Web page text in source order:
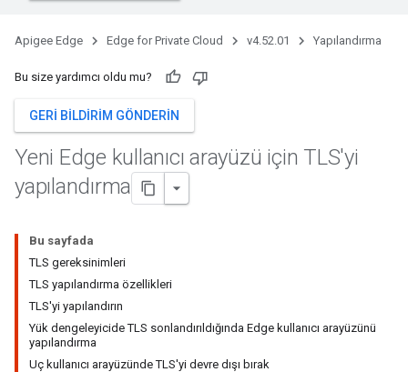
Apigee Edge Edge for Private Cloud v4.52.01 Yapılandırma
Bu size yardımcı oldu mu?
GERI BILDIRIM GÖNDERIN
Yeni Edge kullanıcı arayüzü için TLS'yi
yapılandırma
Bu sayfada
TLS gereksinimleri
TLS yapılandırma özellikleri
TLS'yi yapılandırın
Yük dengeleyicide TLS sonlandırıldığında Edge kullanıcı arayüzünü
yapılandırma
Uç kullanıcı arayüzünde TLS'yi devre dışı bırak